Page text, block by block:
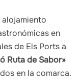
en
de Els Ports a
Ruta de Sabor»
en la comarca.